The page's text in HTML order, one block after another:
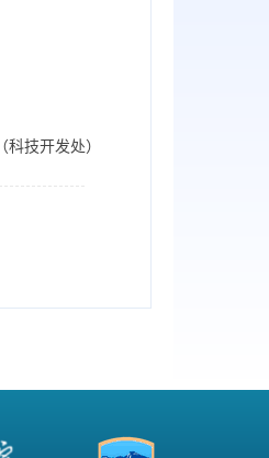
（科技开发处）